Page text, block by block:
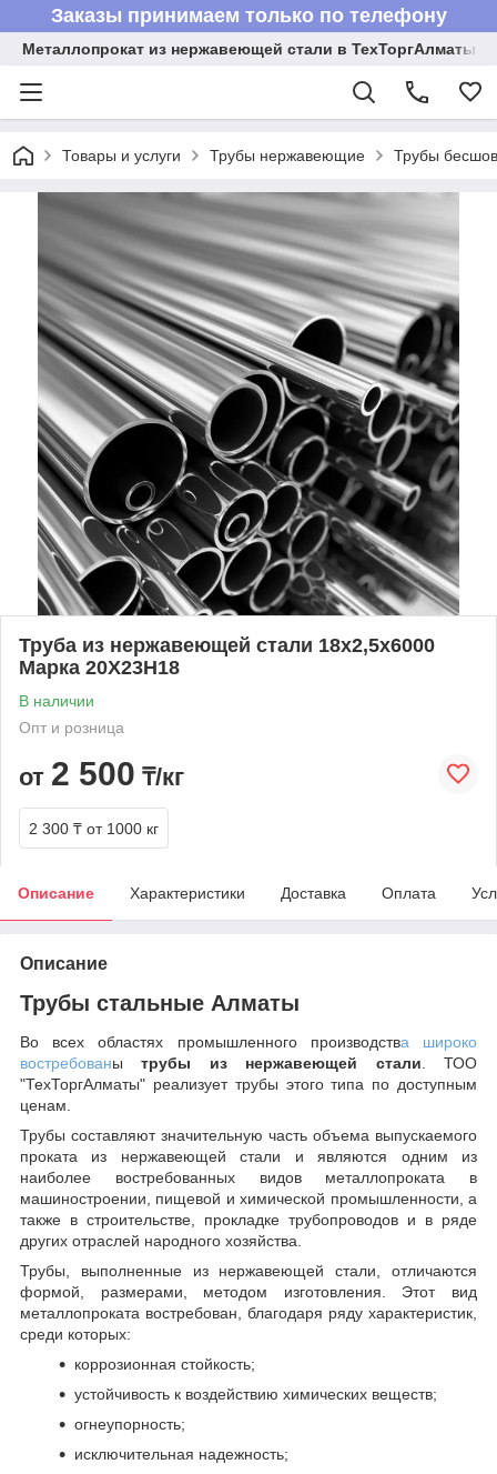
Заказы принимаем только по телефону
Металлопрокат из нержавеющей стали в ТехТоргАлматы
Товары и услуги Трубы нержавеющие Трубы
Труба из нержавеющей стали 18х2,5х6000
Марка 20Х23Н18
В наличии
Опт и розница
от 2 500 ₸/кг
2 300 ₸ от 1000 кг
Описание Характеристики Доставка Оплата
Описание
Трубы стальные Алматы
Во всех областях промышленного производства широко
востребованытрубы из нержавеющей стали. ТОО
"ТехТоргАлматы" реализует трубы этого типа по доступным
ценам.
Трубы составляют значительную часть объема выпускаемого
проката из нержавеющей стали и являются одним из
наиболее востребованных видов металлопроката в
машиностроении, пищевой и химической промышленности, а
также в строительстве, прокладке трубопроводов и в ряде
других отраслей народного хозяйства.
Трубы, выполненные из нержавеющей стали, отличаются
формой, размерами, методом изготовления. Этот вид
металлопроката востребован, благодаря ряду характеристик,
среди которых:
коррозионная стойкость;
устойчивость к воздействию химических веществ;
огнеупорность;
исключительная надежность;